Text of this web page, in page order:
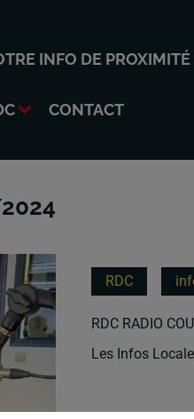
INFO DE PROXIMITÉ
CONTACT
RDC
RDC RADIO
Les Infos